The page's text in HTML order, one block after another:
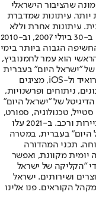
שהציבור הישראלי
יותר. עיתונות שמדברת
עיתונות אחרת וללא
תשלום. המהדורה המודפסת הראשונה פורסמה ב-30 ביולי 2007, וב-2010
הגבוה ביותר בימי
הוא עמר לחמנוביץ,
"ישראל היום" בעברית
ובאנגלית, כמו כן היישומונים (אפליקציות) לאנדרואיד ול-iOS, מציגים
ניתוחים ופרשנויות,
של "ישראל היום"
טכנולוגיה, ספורט,
כלכלה וצרכנות, בריאות, חיילים, אוכל, יהדות, תיירות ורכב. ב-2021 עלו
היום" בעברית, במטרה
תכני המהדורה
יומית מקוונת, ואפשר
"הקליקה של ישראל
ושירותים. ישראל
הקוראים. פנו אלינו